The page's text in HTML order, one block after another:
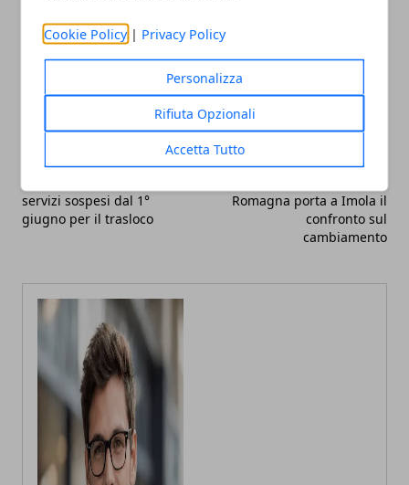
Cookie Policy | Privacy Policy
Personalizza
Rifiuta Opzionali
Accetta Tutto
Facebook
TwitterWhatsapp
servizi sospesi dal 1°
giugno per il trasloco
Romagna porta a Imola il
confronto sul
cambiamento